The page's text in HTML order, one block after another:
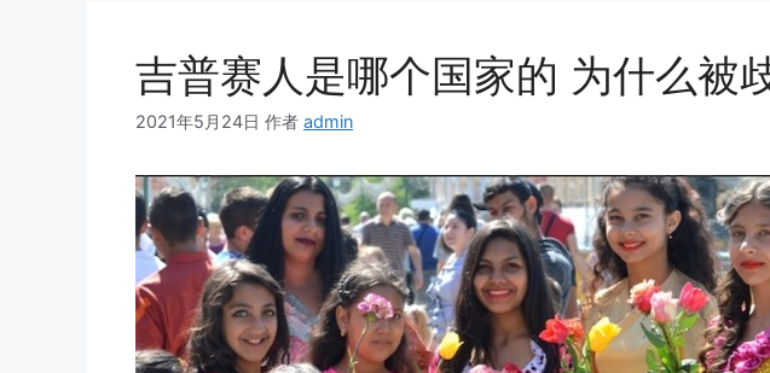
吉普赛人是哪个国家的 为什么被
2021年5月24日 作者 admin